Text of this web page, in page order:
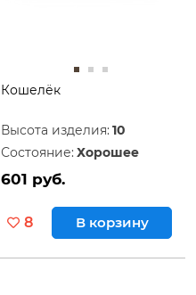
Кошелёк
Высота изделия: 10
Состояние: Хорошее
601 руб.
8 В корзину